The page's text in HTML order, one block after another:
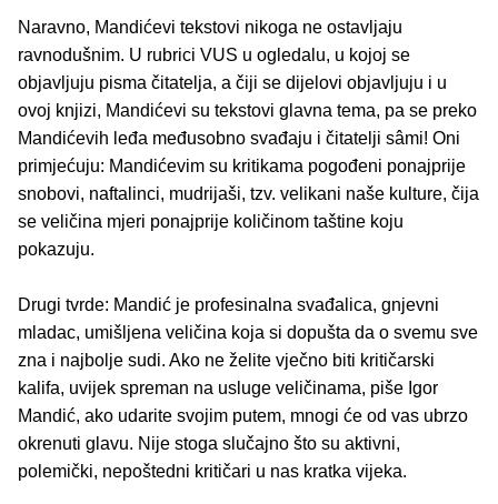
Naravno, Mandićevi tekstovi nikoga ne ostavljaju
ravnodušnim. U rubrici VUS u ogledalu, u kojoj se
objavljuju pisma čitatelja, a čiji se dijelovi objavljuju i u
ovoj knjizi, Mandićevi su tekstovi glavna tema, pa se preko
Mandićevih leđa međusobno svađaju i čitatelji sâmi! Oni
primjećuju: Mandićevim su kritikama pogođeni ponajprije
snobovi, naftalinci, mudrijaši, tzv. velikani naše kulture, čija
se veličina mjeri ponajprije količinom taštine koju
pokazuju.
Drugi tvrde: Mandić je profesinalna svađalica, gnjevni
mladac, umišljena veličina koja si dopušta da o svemu sve
zna i najbolje sudi. Ako ne želite vječno biti kritičarski
kalifa, uvijek spreman na usluge veličinama, piše Igor
Mandić, ako udarite svojim putem, mnogi će od vas ubrzo
okrenuti glavu. Nije stoga slučajno što su aktivni,
polemički, nepoštedni kritičari u nas kratka vijeka.